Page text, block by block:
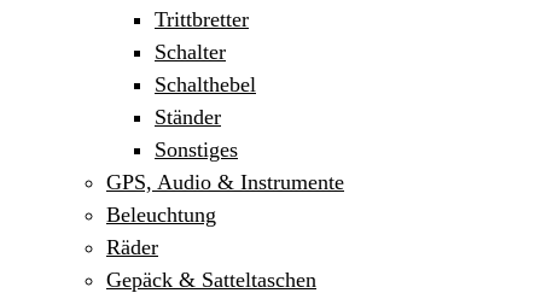
Trittbretter
Schalter
Schalthebel
Ständer
Sonstiges
GPS, Audio & Instrumente
Beleuchtung
Räder
Gepäck & Satteltaschen